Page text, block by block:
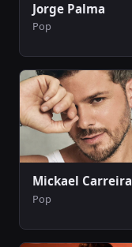
Jorge Palma
Pop
Mickael Carreira
Pop